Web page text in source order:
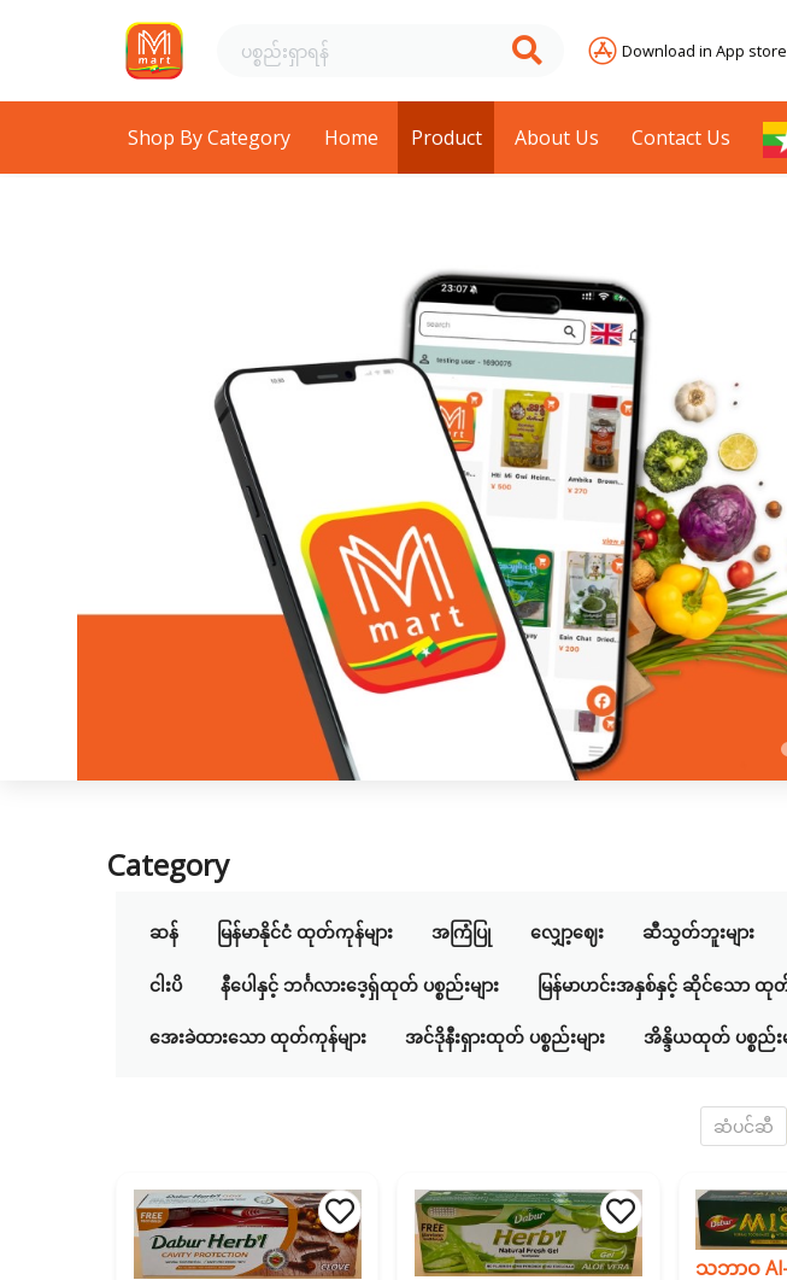
Download in App store
Shop By Category Home Product About Us Contact Us
Category
ဆန် မြန်မာနိုင်ငံ ထုတ်ကုန်များ အကြံပြု လျှော့ဈေး ဆီသွတ်ဘူးများ
ငါးပိ နီပေါနှင့် ဘင်္ဂလားဒေ့ရှ်ထုတ် ပစ္စည်းများ မြန်မာဟင်းအနှစ်နှင့် ဆိုင်သော ထု
အေးခဲထားသော ထုတ်ကုန်များ အင်ဒိုနီးရှားထုတ် ပစ္စည်းများ အိန္ဒိယထုတ် ပစ္စည်းမ
ဆံပင်ဆီ